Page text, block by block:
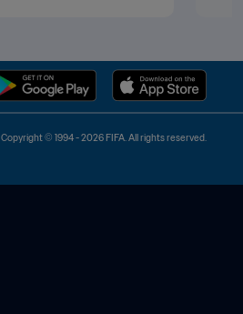
Copyright © 1994 - 2026 FIFA. All rights reserved.